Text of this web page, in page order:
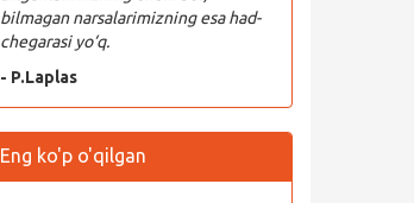
bilmagan narsalarimizning esa had-
chegarasi yo‘q.
- P.Laplas
Eng ko'p o'qilgan